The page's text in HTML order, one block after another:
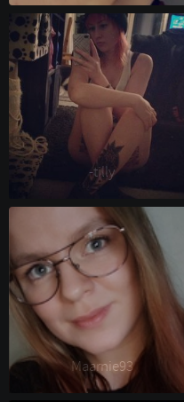
-tilly
Maarnie93